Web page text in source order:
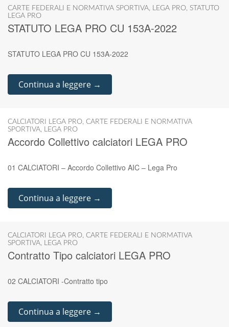
CARTE FEDERALI E NORMATIVA SPORTIVA, LEGA PRO, STATUTO
LEGA PRO
STATUTO LEGA PRO CU 153A-2022
STATUTO LEGA PRO CU 153A-2022
Continua a leggere →
CALCIATORI LEGA PRO, CARTE FEDERALI E NORMATIVA
SPORTIVA, LEGA PRO
Accordo Collettivo calciatori LEGA PRO
01 CALCIATORI – Accordo Collettivo AIC – Lega Pro
Continua a leggere →
CALCIATORI LEGA PRO, CARTE FEDERALI E NORMATIVA
SPORTIVA, LEGA PRO
Contratto Tipo calciatori LEGA PRO
02 CALCIATORI -Contratto tipo
Continua a leggere →